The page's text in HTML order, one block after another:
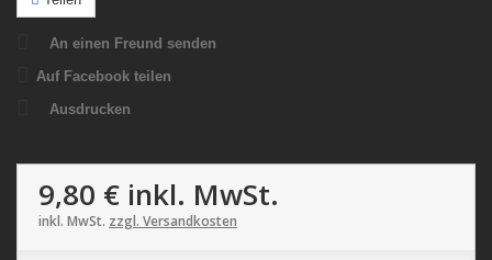
An einen Freund senden
Auf Facebook teilen
Ausdrucken
9,80 € inkl. MwSt.
inkl. MwSt. zzgl. Versandkosten